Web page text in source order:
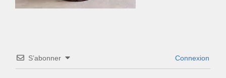
S’abonner Connexion